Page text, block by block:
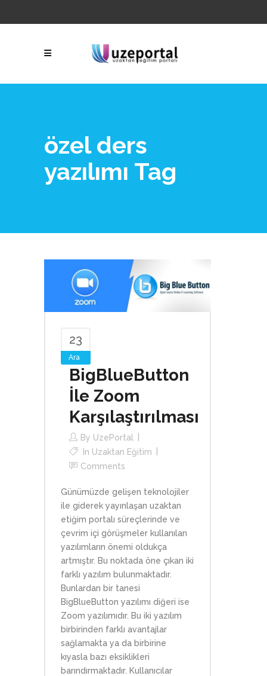
BİLDİRİMİNDE
BULUN
özel ders
yazılımı Tag
23
Ara
BigBlueButton
İle Zoom
Karşılaştırılması
By UzePortal
In Uzaktan Eğitim
Comments
Günümüzde gelişen teknolojiler
ile giderek yayınlaşan uzaktan
etiğim portalı süreçlerinde ve
çevrim içi görüşmeler kullanılan
yazılımların önemi oldukça
artmıştır. Bu noktada öne çıkan iki
farklı yazılım bulunmaktadır.
Bunlardan bir tanesi
BigBlueButton yazılımı diğeri ise
Zoom yazılımıdır. Bu iki yazılım
birbirinden farklı avantajlar
sağlamakta ya da birbirine
kıyasla bazı eksiklikleri
barındırmaktadır. Kullanıcılar